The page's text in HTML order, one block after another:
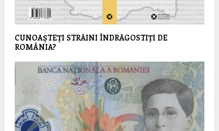
CUNOAȘTEȚI STRĂINI ÎNDRĂGOSTIȚI DE
ROMÂNIA?